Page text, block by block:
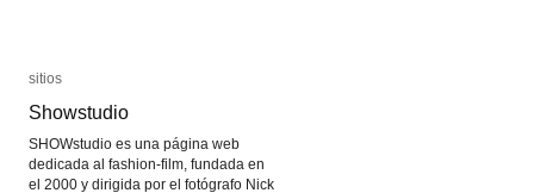
sitios
Showstudio
SHOWstudio es una página web
dedicada al fashion-film, fundada en
el 2000 y dirigida por el fotógrafo Nick
sitios
Showstudio